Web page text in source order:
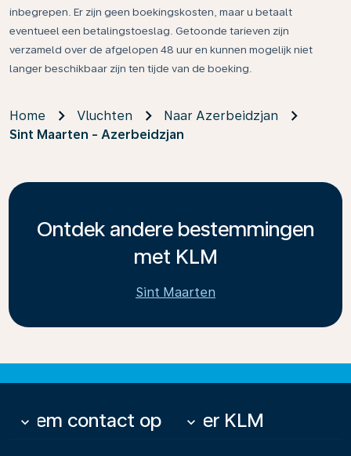
inbegrepen. Er zijn geen boekingskosten, maar u betaalt
eventueel een betalingstoeslag. Getoonde tarieven zijn
verzameld over de afgelopen 48 uur en kunnen mogelijk niet
langer beschikbaar zijn ten tijde van de boeking.
Home Vluchten
Naar Azerbeidzjan
Sint Maarten - Azerbeidzjan
Ontdek andere bestemmingen
met KLM
Sint Maarten
Neem contact op
keyboard_arrow_down Over KLM
keyboard_arrow_down